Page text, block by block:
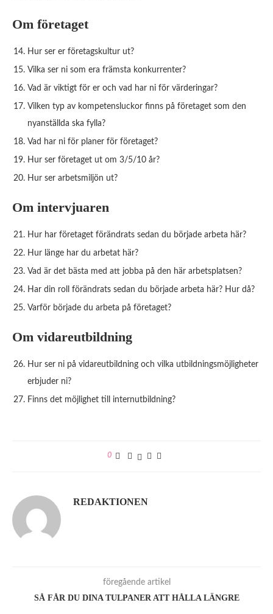
Om företaget
Hur ser er företagskultur ut?
Vilka ser ni som era främsta konkurrenter?
Vad är viktigt för er och vad har ni för värderingar?
Vilken typ av kompetensluckor finns på företaget som den
nyanställda ska fylla?
Vad har ni för planer för företaget?
Hur ser företaget ut om 3/5/10 år?
Hur ser arbetsmiljön ut?
Om intervjuaren
Hur har företaget förändrats sedan du började arbeta här?
Hur länge har du arbetat här?
Vad är det bästa med att jobba på den här arbetsplatsen?
Har din roll förändrats sedan du började arbeta här? Hur då?
Varför började du arbeta på företaget?
Om vidareutbildning
Hur ser ni på vidareutbildning och vilka utbildningsmöjligheter
erbjuder ni?
Finns det möjlighet till internutbildning?
0
REDAKTIONEN
föregående artikel
SÅ FÅR DU DINA TULPANER ATT HÅLLA LÄNGRE